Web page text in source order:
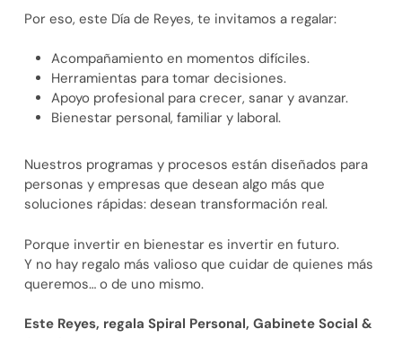
Por eso, este Día de Reyes, te invitamos a regalar:
Acompañamiento en momentos difíciles.
Herramientas para tomar decisiones.
Apoyo profesional para crecer, sanar y avanzar.
Bienestar personal, familiar y laboral.
Nuestros programas y procesos están diseñados para
personas y empresas que desean algo más que
soluciones rápidas: desean transformación real.
Porque invertir en bienestar es invertir en futuro.
Y no hay regalo más valioso que cuidar de quienes más
queremos… o de uno mismo.
Este Reyes, regala Spiral Personal, Gabinete Social &